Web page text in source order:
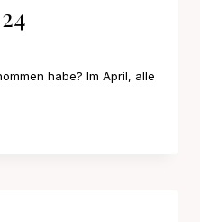
habe? Im April, alle